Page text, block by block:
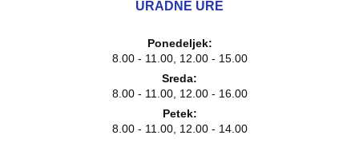
URADNE URE
Ponedeljek:
8.00 - 11.00, 12.00 - 15.00
Sreda:
8.00 - 11.00, 12.00 - 16.00
Petek:
8.00 - 11.00, 12.00 - 14.00